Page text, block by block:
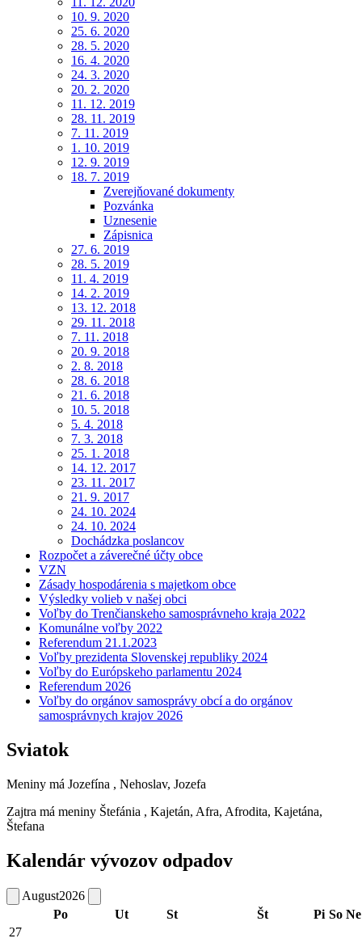
10. 9. 2020
25. 6. 2020
28. 5. 2020
16. 4. 2020
24. 3. 2020
20. 2. 2020
11. 12. 2019
28. 11. 2019
7. 11. 2019
1. 10. 2019
12. 9. 2019
18. 7. 2019
Zverejňované dokumenty
Pozvánka
Uznesenie
Zápisnica
27. 6. 2019
28. 5. 2019
11. 4. 2019
14. 2. 2019
13. 12. 2018
29. 11. 2018
7. 11. 2018
20. 9. 2018
2. 8. 2018
28. 6. 2018
21. 6. 2018
10. 5. 2018
5. 4. 2018
7. 3. 2018
25. 1. 2018
14. 12. 2017
23. 11. 2017
21. 9. 2017
24. 10. 2024
24. 10. 2024
Dochádzka poslancov
Rozpočet a záverečné účty obce
VZN
Zásady hospodárenia s majetkom obce
Výsledky volieb v našej obci
Voľby do Trenčianskeho samosprávneho kraja 2022
Komunálne voľby 2022
Referendum 21.1.2023
Voľby prezidenta Slovenskej republiky 2024
Voľby do Európskeho parlamentu 2024
Referendum 2026
Voľby do orgánov samosprávy obcí a do orgánov
samosprávnych krajov 2026
Sviatok
Meniny má Jozefína , Nehoslav, Jozefa
Zajtra má meniny Štefánia , Kajetán, Afra, Afrodita, Kajetána,
Štefana
Kalendár vývozov odpadov
August2026
Po
Ut St Št Pi So Ne
27